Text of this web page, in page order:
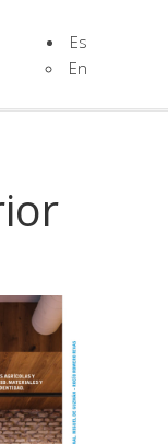
Es
En